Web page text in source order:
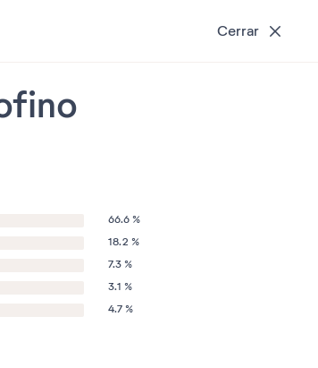
Cerrar
66.6 %
18.2 %
7.3 %
3.1 %
4.7 %